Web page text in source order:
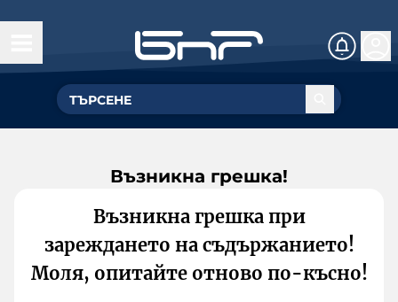
Възникна грешка!
Възникна грешка при
зареждането на съдържанието!
Моля, опитайте отново по-късно!